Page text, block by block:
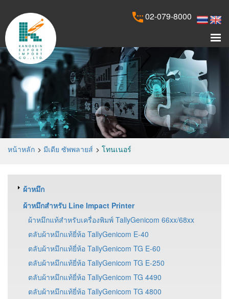
02-079-8000
หน้าหลัก มีเดีย ซัพพลายส์ โทนเนอร์
ผ้าหมึก
ผ้าหมึกสำหรับ Line Impact Printer
ผ้าหมึกแท้สำหรับเครื่องพิมพ์ TallyGenicom 66xx/68xx
ตลับผ้าหมึกแท้ยี่ห้อ TallyGenicom E-40
ตลับผ้าหมึกแท้ยี่ห้อ TallyGenicom TG E-60
ตลับผ้าหมึกแท้ยี่ห้อ TallyGenicom TG E-250
ตลับผ้าหมึกแท้ยี่ห้อ TallyGenicom TG 4490
ตลับผ้าหมึกแท้ยี่ห้อ TallyGenicom TG 4800